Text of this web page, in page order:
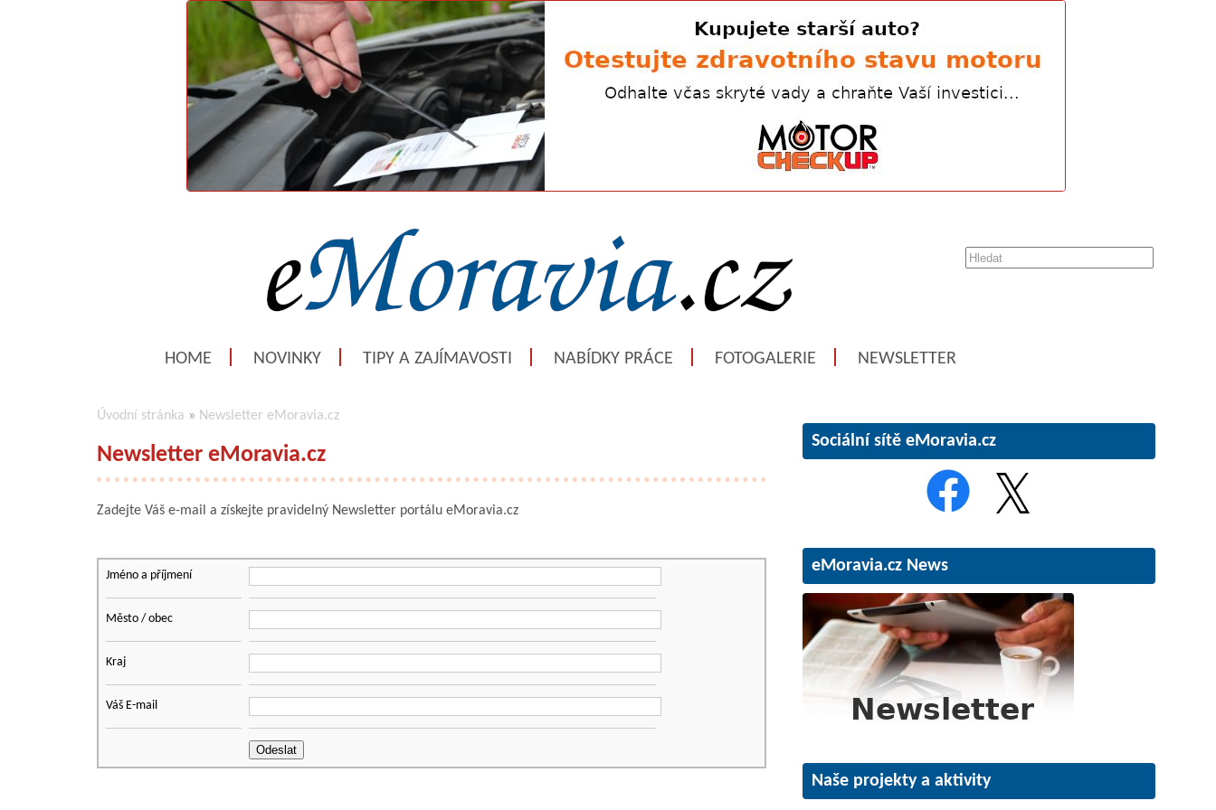
HOME NOVINKY TIPY A ZAJÍMAVOSTI NABÍDKY PRÁCE FOTOGALERIE NEWSLETTER
Úvodní stránka » Newsletter eMoravia.cz
Newsletter eMoravia.cz
Zadejte Váš e-mail a získejte pravidelný Newsletter portálu eMoravia.cz
Jméno a příjmení
Město / obec
Kraj
Váš E-mail
Sociální sítě eMoravia.cz
eMoravia.cz News
Naše projekty a aktivity